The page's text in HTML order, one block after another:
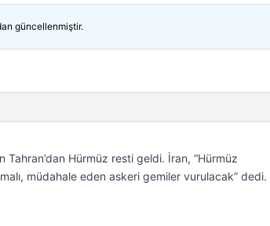
güncellenmiştir.
Hürmüz resti geldi. İran, “Hürmüz
müdahale eden askeri gemiler vurulacak” dedi.